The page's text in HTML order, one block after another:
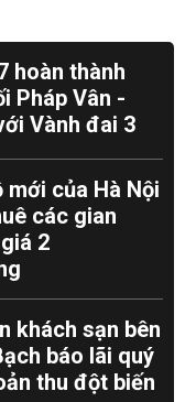
hoàn thành
Pháp Vân -
Vành đai 3
mới của Hà Nội
các gian
2
khách sạn bên
báo lãi quý
thu đột biến